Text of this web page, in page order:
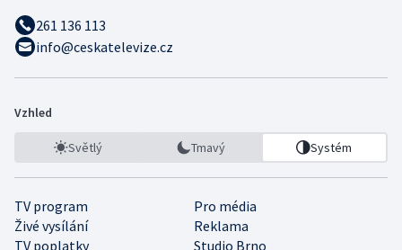
261 136 113
info@ceskatelevize.cz
Vzhled
Světlý Tmavý Systém
TV program
Pro média
Živé vysílání
Reklama
TV poplatky
Studio Brno